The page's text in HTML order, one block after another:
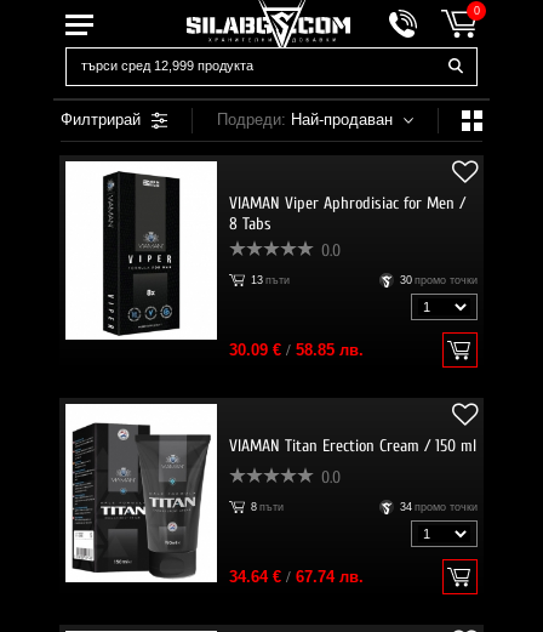
0
Филтрирай Подреди: Най-продаван
VIAMAN Viper Aphrodisiac for Men /
8 Tabs
0.0
13 пъти 30 промо точки
30.09 €/ 58.85 лв.
VIAMAN Titan Erection Cream / 150 ml
0.0
8 пъти 34 промо точки
34.64 €/ 67.74 лв.